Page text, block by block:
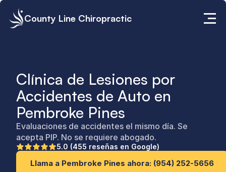
County Line Chiropractic
Clínica de Lesiones por
Accidentes de Auto en
Pembroke Pines
Evaluaciones de accidentes el mismo día. Se
acepta PIP. No se requiere abogado.
5.0 (455 reseñas en Google)
Llama a Pembroke Pines ahora: (954) 252-5656